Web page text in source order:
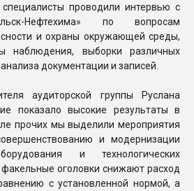
проводили интервью с
Нефтехима» по вопросам
и охраны окружающей среды,
наблюдения, выборки различных
документации и записей.
аудиторской группы Руслана
показало высокие результаты в
прочих мы выделили мероприятия
и модернизации
и технологических
оголовки снижают расход
с установленной нормой, а